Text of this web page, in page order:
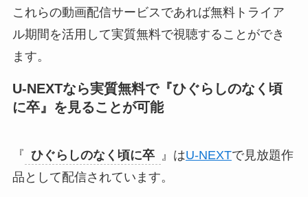
これらの動画配信サービスであれば無料トライア
ル期間を活用して実質無料で視聴することができ
ます。
U-NEXTなら実質無料で『ひぐらしのなく頃
に卒』 を見ることが可能
『 ひぐらしのなく頃に卒 』はU-NEXTで見放題作
品として配信されています。